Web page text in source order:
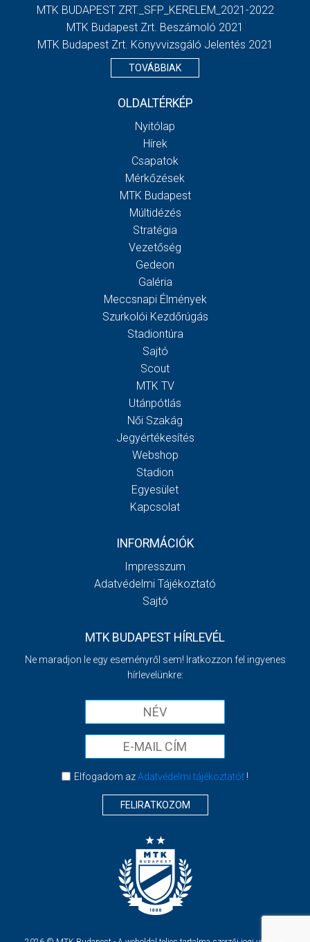
MTK BUDAPEST ZRT._SFP_KERELEM_2021-2022
MTK Budapest Zrt. Beszámoló 2021
MTK Budapest Zrt. Könyvvizsgáló Jelentés 2021
TOVÁBBIAK
OLDALTÉRKÉP
Nyitólap
Hírek
Csapatok
Mérkőzések
MTK Budapest
Múltidézés
Stratégia
Vezetőség
Gedeon
Galéria
Meccsnapi Élmények
Szurkolói Kezdőrúgás
Stadiontúra
Sajtó
Scout
MTK TV
Utánpótlás
Női Szakág
Jegyértékesítés
Webshop
Stadion
Egyesület
Kapcsolat
INFORMÁCIÓK
Impresszum
Adatvédelmi Tájékoztató
Sajtó
MTK BUDAPEST HÍRLEVÉL
Ne maradjon le egy eseményről sem! Iratkozzon fel ingyenes
hírlevelünkre:
Elfogadom azAdatvédelmi tájékoztatót!
FELIRATKOZOM